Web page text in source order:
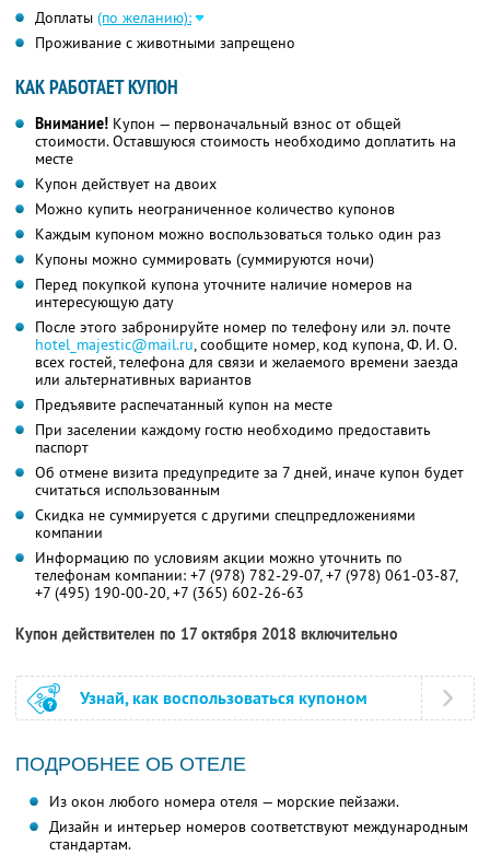
Доплаты (по желанию):
Проживание с животными запрещено
КАК РАБОТАЕТ КУПОН
Внимание! Купон — первоначальный взнос от общей
стоимости. Оставшуюся стоимость необходимо доплатить на
месте
Купон действует на двоих
Можно купить неограниченное количество купонов
Каждым купоном можно воспользоваться только один раз
Купоны можно суммировать (суммируются ночи)
Перед покупкой купона уточните наличие номеров на
интересующую дату
После этого забронируйте номер по телефону или эл. почте
hotel_majestic@mail.ru, сообщите номер, код купона, Ф. И. О.
всех гостей, телефона для связи и желаемого времени заезда
или альтернативных вариантов
Предъявите распечатанный купон на месте
При заселении каждому гостю необходимо предоставить
паспорт
Об отмене визита предупредите за 7 дней, иначе купон будет
считаться использованным
Скидка не суммируется с другими спецпредложениями
компании
Информацию по условиям акции можно уточнить по
телефонам компании: +7 (978) 782-29-07,+7 (978) 061-03-87,
+7 (495) 190-00-20,+7 (365) 602-26-63
Купон действителен по 17 октября 2018 включительно
Узнай, как воспользоваться купоном
ПОДРОБНЕЕ ОБ ОТЕЛЕ
Из окон любого номера отеля — морские пейзажи.
Дизайн и интерьер номеров соответствуют международным
стандартам.